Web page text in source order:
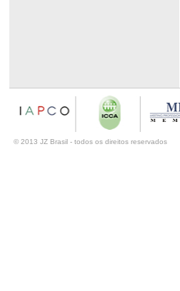
© 2013 JZ Brasil - todos os direitos reservados